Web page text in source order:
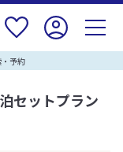
予約
セットプラン